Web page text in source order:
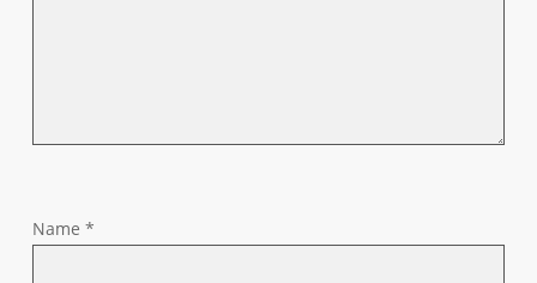
Name *